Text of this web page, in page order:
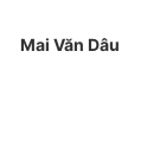
Mai Văn Dâu